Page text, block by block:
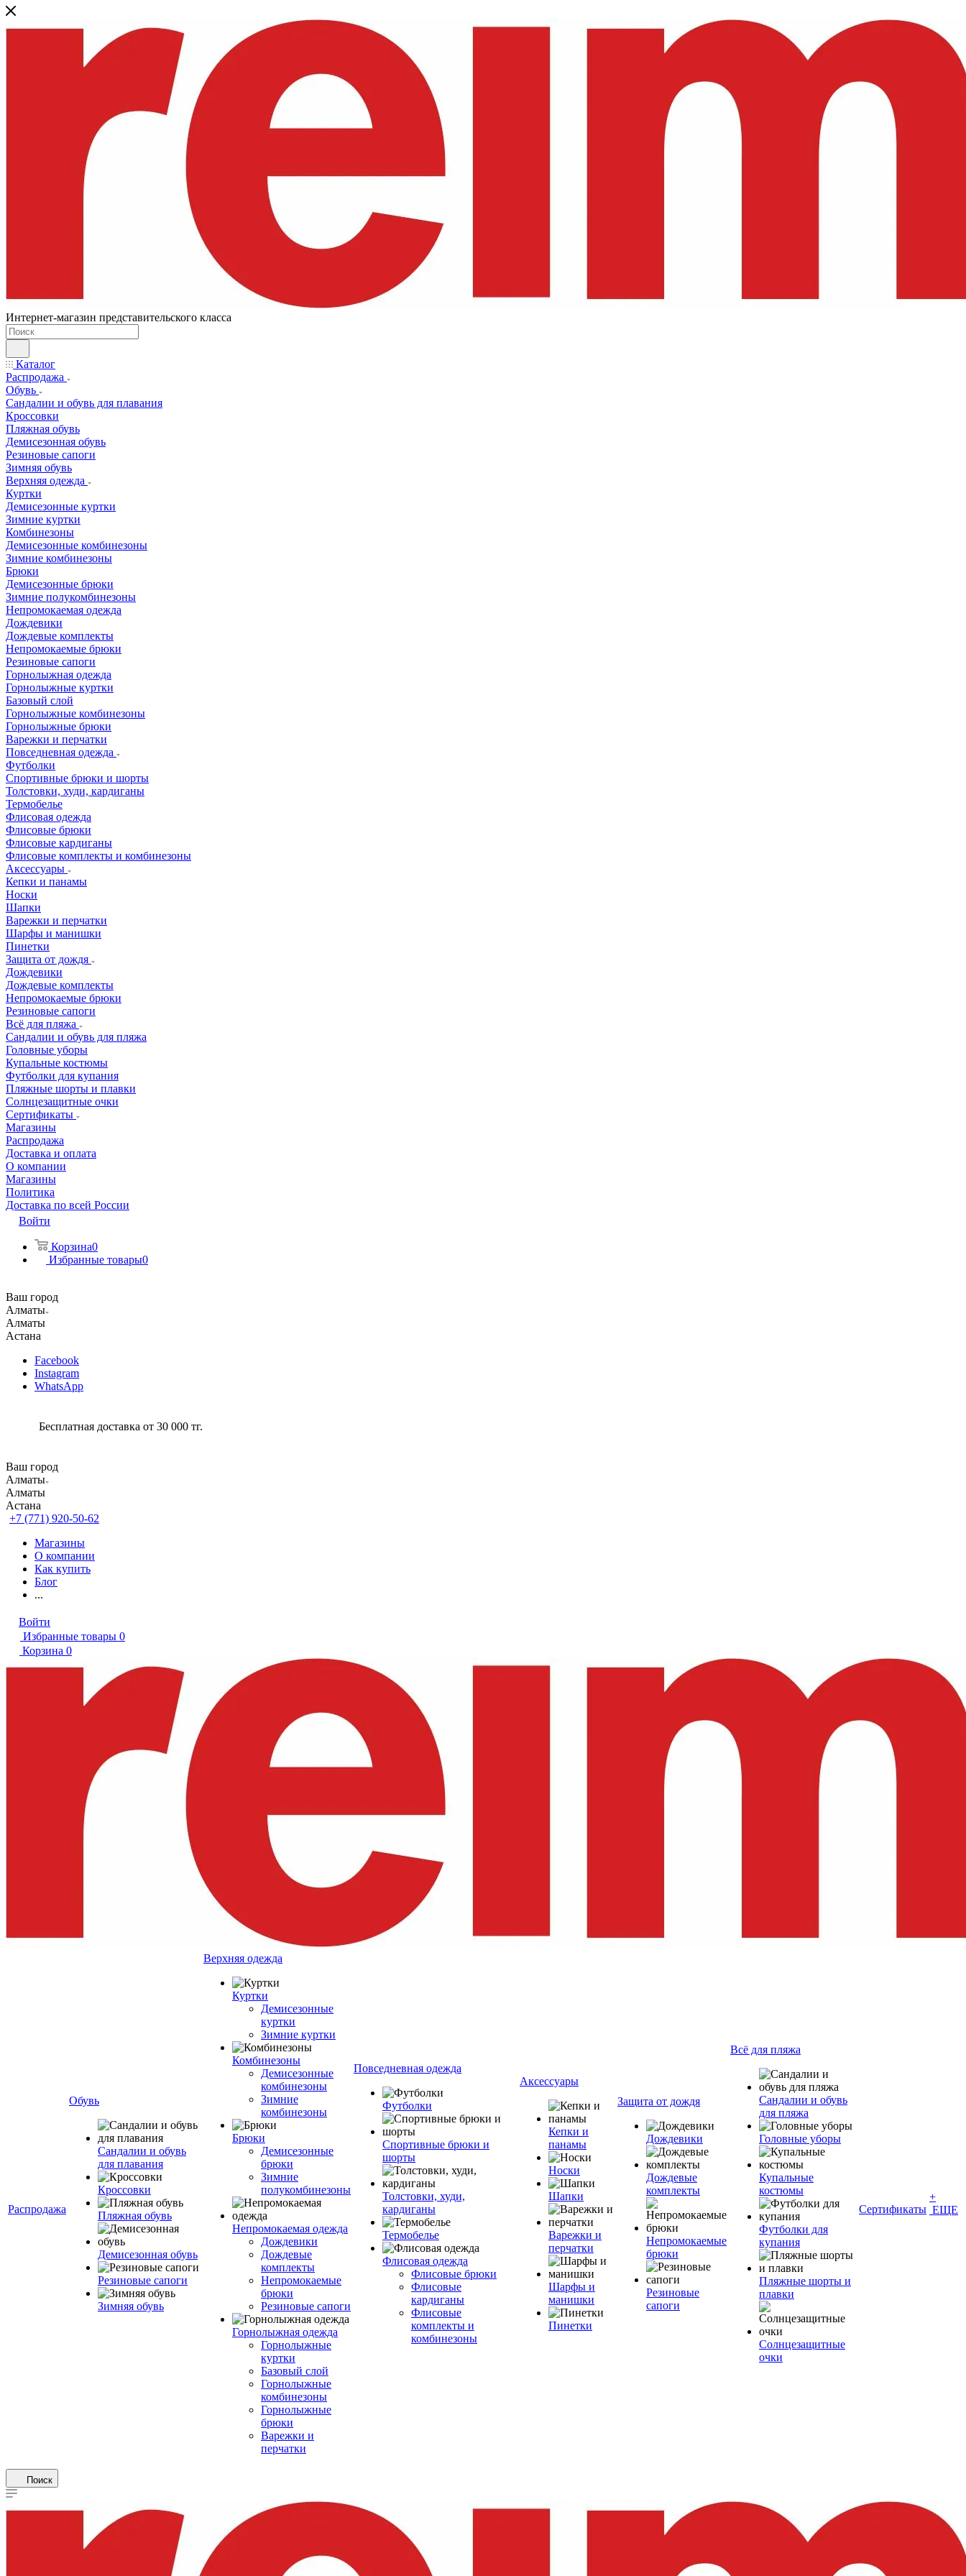
Интернет-магазин представительского класса
Каталог
Распродажа
Обувь
Сандалии и обувь для плавания
Кроссовки
Пляжная обувь
Демисезонная обувь
Резиновые сапоги
Зимняя обувь
Верхняя одежда
Куртки
Демисезонные куртки
Зимние куртки
Комбинезоны
Демисезонные комбинезоны
Зимние комбинезоны
Брюки
Демисезонные брюки
Зимние полукомбинезоны
Непромокаемая одежда
Дождевики
Дождевые комплекты
Непромокаемые брюки
Резиновые сапоги
Горнолыжная одежда
Горнолыжные куртки
Базовый слой
Горнолыжные комбинезоны
Горнолыжные брюки
Варежки и перчатки
Повседневная одежда
Футболки
Спортивные брюки и шорты
Толстовки, худи, кардиганы
Термобелье
Флисовая одежда
Флисовые брюки
Флисовые кардиганы
Флисовые комплекты и комбинезоны
Аксессуары
Кепки и панамы
Носки
Шапки
Варежки и перчатки
Шарфы и манишки
Пинетки
Защита от дождя
Дождевики
Дождевые комплекты
Непромокаемые брюки
Резиновые сапоги
Всё для пляжа
Сандалии и обувь для пляжа
Головные уборы
Купальные костюмы
Футболки для купания
Пляжные шорты и плавки
Солнцезащитные очки
Сертификаты
Магазины
Распродажа
Доставка и оплата
О компании
Магазины
Политика
Доставка по всей России
Войти
Корзина0
Избранные товары0
Ваш город
Алматы
Алматы
Астана
Facebook
Instagram
WhatsApp
Бесплатная доставка от 30 000 тг.
Ваш город
Алматы
Алматы
Астана
+7 (771) 920-50-62
Магазины
О компании
Как купить
Блог
...
Войти
Избранные товары 0
Корзина 0
Распродажа
Обувь
Сандалии и обувь
для плавания
Кроссовки
Пляжная обувь
Демисезонная обувь
Резиновые сапоги
Зимняя обувь
Верхняя одежда
Куртки
Демисезонные
куртки
Зимние куртки
Комбинезоны
Демисезонные
комбинезоны
Зимние
комбинезоны
Брюки
Демисезонные
брюки
Зимние
полукомбинезоны
Непромокаемая одежда
Дождевики
Дождевые
комплекты
Непромокаемые
брюки
Резиновые сапоги
Горнолыжная одежда
Горнолыжные
куртки
Базовый слой
Горнолыжные
комбинезоны
Горнолыжные
брюки
Варежки и
перчатки
Повседневная одежда
Футболки
Спортивные брюки и
шорты
Толстовки, худи,
кардиганы
Термобелье
Флисовая одежда
Флисовые брюки
Флисовые
кардиганы
Флисовые
комплекты и
комбинезоны
Аксессуары
Кепки и
панамы
Носки
Шапки
Варежки и
перчатки
Шарфы и
манишки
Пинетки
Защита от дождя
Дождевики
Дождевые
комплекты
Непромокаемые
брюки
Резиновые
сапоги
Всё для пляжа
Сандалии и обувь
для пляжа
Головные уборы
Купальные
костюмы
Футболки для
купания
Пляжные шорты и
плавки
Солнцезащитные
очки
Сертификаты
+
ЕЩЕ
Поиск